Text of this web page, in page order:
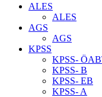
ALES
ALES
AGS
AGS
KPSS
KPSS-
KPSS- B
KPSS- EB
KPSS- A